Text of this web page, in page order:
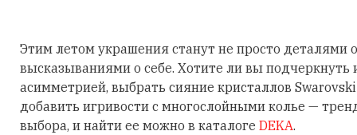
Этим летом украшения станут не просто деталями
высказываниями о себе. Хотите ли вы подчеркнуть
асимметрией, выбрать сияние кристаллов
добавить игривости с многослойными колье —
выбора, и найти ее можно в каталоге DEKA.